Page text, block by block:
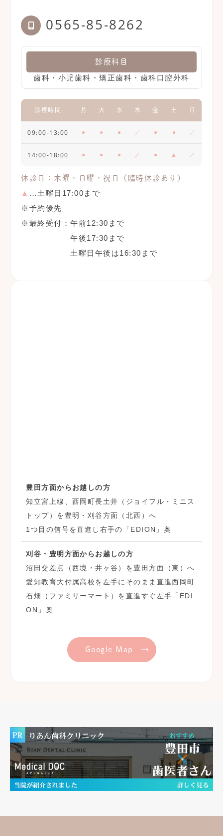
0565-85-8262
診療科目
歯科・小児歯科・矯正歯科・歯科口腔外科
診療時間 月 火 水 木 金 土 日
09:00-13:00 ● ● ● ／ ● ● ／
14:00-18:00 ● ● ● ／ ● ▲ ／
休診日：木曜・日曜・祝日（臨時休診あり）
▲ …土曜日17:00まで
※予約優先
※最終受付：午前12:30まで
午後17:30まで
土曜日午後は16:30まで
豊田方面からお越しの方
知立宮上線、西岡町長土井（ジョイフル・ミニス
トップ）を豊明・刈谷方面（北西）へ
1つ目の信号を直進し右手の「EDION」奥
刈谷・豊明方面からお越しの方
沼田交差点（西境・井ヶ谷）を豊田方面（東）へ
愛知教育大付属高校を左手にそのまま直進西岡町
石畑（ファミリーマート）を直進すぐ左手「EDI
ON」奥
Google Map